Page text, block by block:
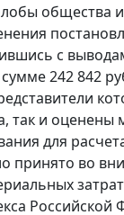
общества
с
242 842
так и
для
во